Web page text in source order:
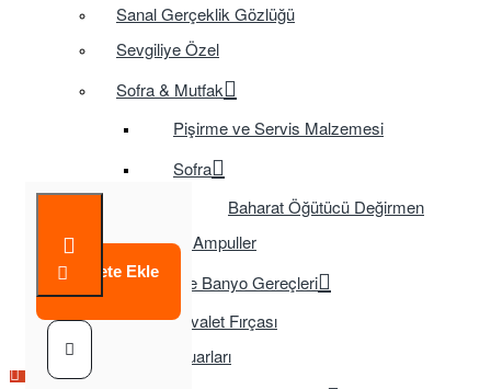
Sanal Gerçeklik Gözlüğü
Sevgiliye Özel
Sofra & Mutfak
Pişirme ve Servis Malzemesi
Sofra
Baharat Öğütücü Değirmen
Tasarruflu Ampuller
Temizlik ve Banyo Gereçleri
Tuvalet Fırçası
TV Aksesuarları
Sepete Ekle
Çok Satılan Ürün